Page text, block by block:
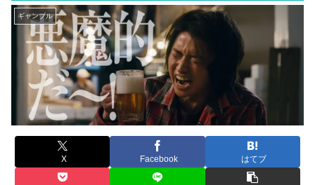
ギャンブル
X Facebook はてブ